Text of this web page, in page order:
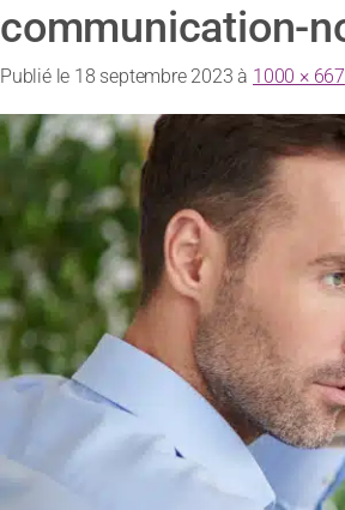
communication-
Publié le 18 septembre 2023 à 1000 × 667